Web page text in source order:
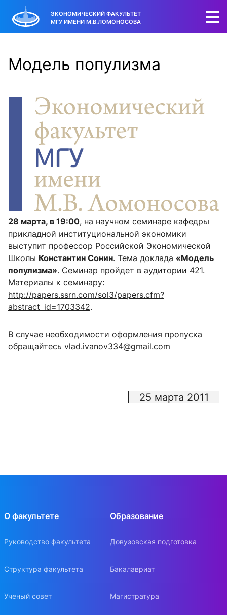
ЭКОНОМИЧЕСКИЙ ФАКУЛЬТЕТ
МГУ ИМЕНИ М.В.ЛОМОНОСОВА
Модель популизма
28 марта, в 19:00, на научном семинаре кафедры
прикладной институциональной экономики
выступит профессор Российской Экономической
Школы Константин Сонин. Тема доклада «Модель
популизма». Семинар пройдет в аудитории 421.
Материалы к семинару:
http://papers.ssrn.com/sol3/papers.cfm?
abstract_id=1703342.
В случае необходимости оформления пропуска
обращайтесь vlad.ivanov334@gmail.com
25 марта 2011
О факультете
Руководство факультета
Структура факультета
Ученый совет
Образование
Довузовская подготовка
Бакалавриат
Магистратура